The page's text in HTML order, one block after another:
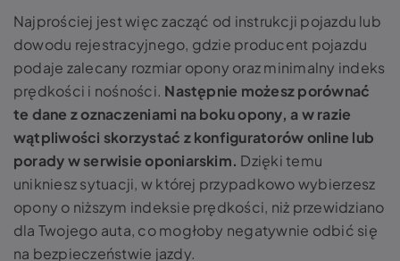
Najprościej jest więc zacząć od instrukcji pojazdu lub
dowodu rejestracyjnego, gdzie producent pojazdu
podaje zalecany rozmiar opony oraz minimalny indeks
prędkości i nośności. Następnie możesz porównać
te dane z oznaczeniami na boku opony, a w razie
wątpliwości skorzystać z konfiguratorów online lub
porady w serwisie oponiarskim. Dzięki temu
unikniesz sytuacji, w której przypadkowo wybierzesz
opony o niższym indeksie prędkości, niż przewidziano
dla Twojego auta, co mogłoby negatywnie odbić się
na bezpieczeństwie jazdy.